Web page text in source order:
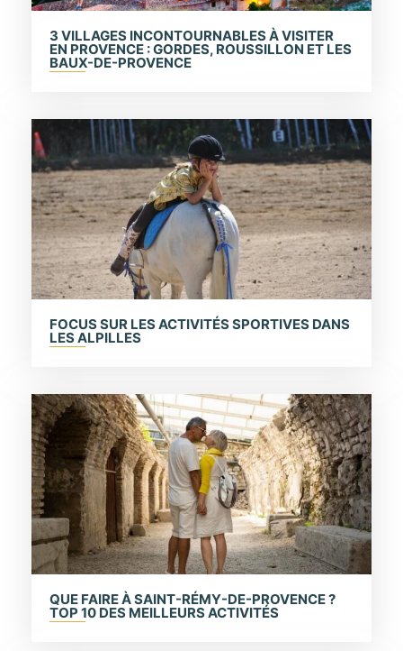
3 VILLAGES INCONTOURNABLES À VISITER
EN PROVENCE : GORDES, ROUSSILLON ET LES
BAUX-DE-PROVENCE
FOCUS SUR LES ACTIVITÉS SPORTIVES DANS
LES ALPILLES
QUE FAIRE À SAINT-RÉMY-DE-PROVENCE ?
TOP 10 DES MEILLEURS ACTIVITÉS